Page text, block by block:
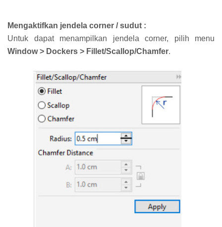
Mengaktifkan jendela corner / sudut :
Untuk dapat menampilkan jendela corner, pilih menu
Window > Dockers > Fillet/Scallop/Chamfer.